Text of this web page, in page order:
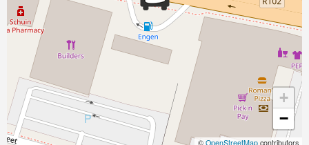
+
−
© OpenStreetMap contributors